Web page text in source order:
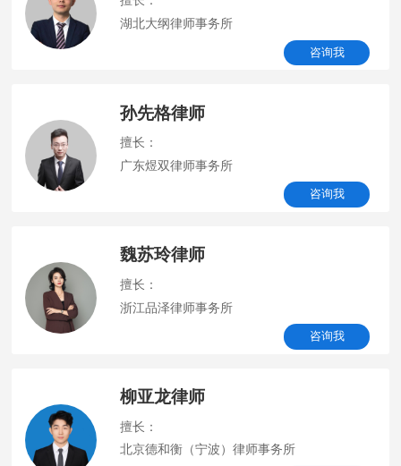
湖北大纲律师事务所
咨询我
孙先格律师
擅长：
广东煜双律师事务所
咨询我
魏苏玲律师
擅长：
浙江品泽律师事务所
咨询我
柳亚龙律师
擅长：
北京德和衡（宁波）律师事务所